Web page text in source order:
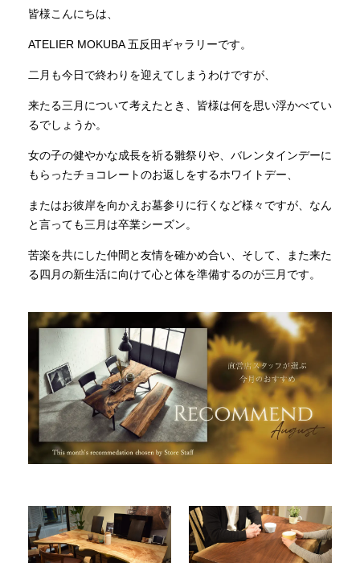
新入荷情報
納品事例
INFORMATION
MOKUBA CHANNEL
よくあるご質問
お問い合わせ
皆様こんにちは、
ATELIER MOKUBA 五反田ギャラリーです。
二月も今日で終わりを迎えてしまうわけですが、
来たる三月について考えたとき、皆様は何を思い浮かべてい
るでしょうか。
女の子の健やかな成長を祈る雛祭りや、バレンタインデーに
もらったチョコレートのお返しをするホワイトデー、
またはお彼岸を向かえお墓参りに行くなど様々ですが、なん
と言っても三月は卒業シーズン。
苦楽を共にした仲間と友情を確かめ合い、そして、また来た
る四月の新生活に向けて心と体を準備するのが三月です。